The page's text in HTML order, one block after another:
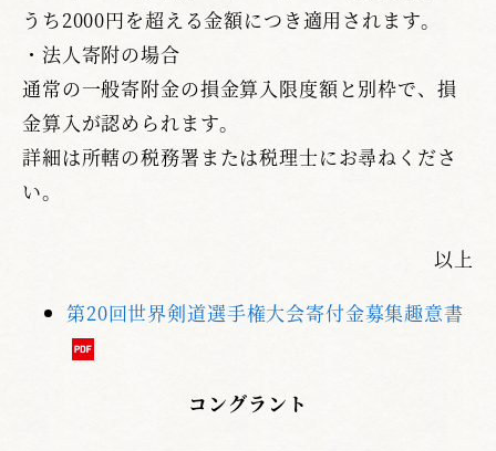
うち2000円を超える金額につき適用されます。
・法人寄附の場合
通常の一般寄附金の損金算入限度額と別枠で、損
金算入が認められます。
詳細は所轄の税務署または税理士にお尋ねくださ
い。
以上
第20回世界剣道選手権大会寄付金募集趣意書
コングラント